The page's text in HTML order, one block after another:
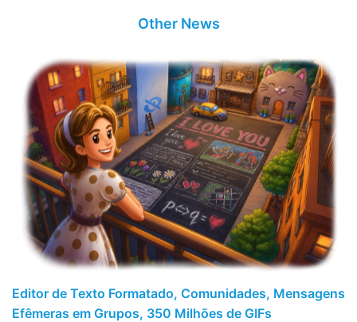
Other News
Editor de Texto Formatado, Comunidades, Mensagens
Efêmeras em Grupos, 350 Milhões de GIFs